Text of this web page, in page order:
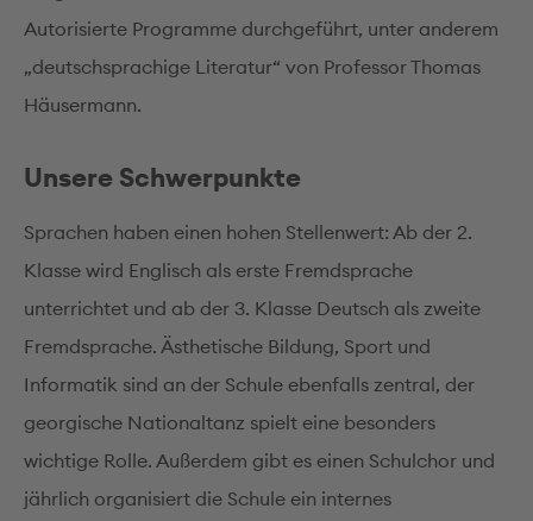
Autorisierte Programme durchgeführt, unter anderem
„deutschsprachige Literatur“ von Professor Thomas
Häusermann.
Unsere Schwerpunkte
Sprachen haben einen hohen Stellenwert: Ab der 2.
Klasse wird Englisch als erste Fremdsprache
unterrichtet und ab der 3. Klasse Deutsch als zweite
Fremdsprache. Ästhetische Bildung, Sport und
Informatik sind an der Schule ebenfalls zentral, der
georgische Nationaltanz spielt eine besonders
wichtige Rolle. Außerdem gibt es einen Schulchor und
jährlich organisiert die Schule ein internes